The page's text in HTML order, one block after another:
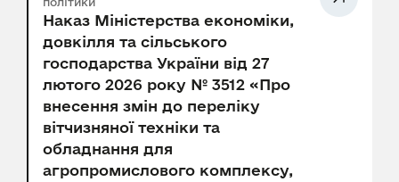
Наказ Міністерства економіки,
довкілля та сільського
господарства України від 27
лютого 2026 року № 3512 «Про
внесення змін до переліку
вітчизняної техніки та
обладнання для
агропромислового комплексу,